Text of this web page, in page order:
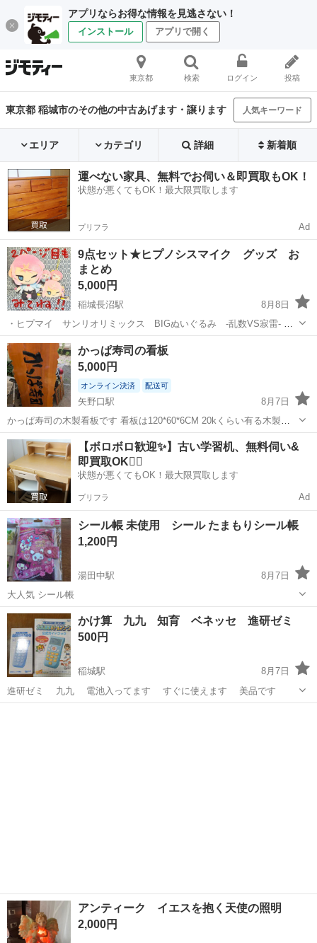
アプリならお得な情報を見逃さない！
インストール アプリで開く
東京都 検索 ログイン 投稿
東京都 稲城市のその他の中古あげます・譲ります 人気キーワード
エリア カテゴリ 詳細 新着順
運べない家具、無料でお伺い＆即買取もOK！
状態が悪くてもOK！最大限買取します
プリフラ Ad
9点セット★ヒプノシスマイク グッズ お
まとめ
5,000円
稲城長沼駅
8月8日
・ヒプマイ サンリオリミックス BIGぬいぐるみ -乱数VS寂雷- ・
ヒプマイ サンリオリミックス フェイスポーチ② ・ヒプノシスマイ
ク×ラスカル コラボデザイン まるっこマスコット -Fling Posse-
・飴村乱数 ...
東京 稲城市 稲城長沼駅 その他
かっぱ寿司の看板
5,000円
オンライン決済 配送可
矢野口駅
8月7日
かっぱ寿司の木製看板です 看板は120*60*6CM 20kくらい有る木製で
す 本州配送料5000円
東京 稲城市 矢野口駅 その他 かっぱ寿司
【ボロボロ歓迎✨】古い学習机、無料伺い&
即買取OK🙆‍♀️
状態が悪くてもOK！最大限買取します
プリフラ Ad
シール帳 未使用 シール たまもりシール帳
1,200円
湯田中駅
8月7日
大人気 シール帳
東京 稲城市 湯田中駅 その他 まもり
かけ算 九九 知育 ベネッセ 進研ゼミ
500円
稲城駅
8月7日
進研ゼミ 九九 電池入ってます すぐに使えます 美品です
アンティーク イエスを抱く天使の照明
2,000円